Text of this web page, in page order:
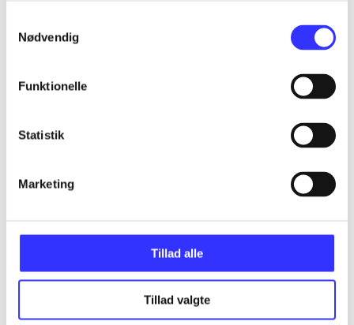
Nødvendig
Funktionelle
Statistik
Marketing
Tillad alle
Tillad valgte
...
...
...
...
The Women's Murder Club series